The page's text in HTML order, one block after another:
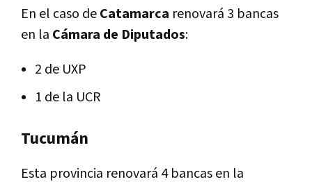
En el caso deCatamarca renovará 3 bancas
en la Cámara de Diputados:
2 de UXP
1 de la UCR
Tucumán
Esta provincia renovará 4 bancas en la